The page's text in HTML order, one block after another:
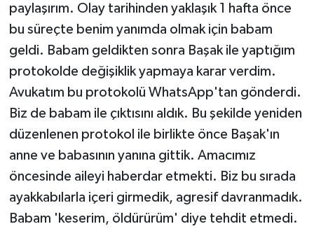
paylaşırım. Olay tarihinden yaklaşık 1 hafta önce
bu süreçte benim yanımda olmak için babam
geldi. Babam geldikten sonra Başak ile yaptığım
protokolde değişiklik yapmaya karar verdim.
Avukatım bu protokolü WhatsApp'tan gönderdi.
Biz de babam ile çıktısını aldık. Bu şekilde yeniden
düzenlenen protokol ile birlikte önce Başak'ın
anne ve babasının yanına gittik. Amacımız
öncesinde aileyi haberdar etmekti. Biz bu sırada
ayakkabılarla içeri girmedik, agresif davranmadık.
Babam 'keserim, öldürürüm' diye tehdit etmedi.